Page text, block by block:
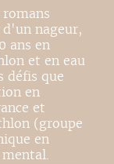
nageur,
ans en
et en eau
défis que
en
et
(groupe
en